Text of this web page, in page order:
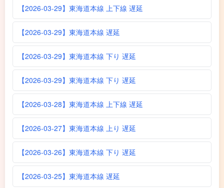
【2026-03-29】東海道本線 上下線 遅延
【2026-03-29】東海道本線 遅延
【2026-03-29】東海道本線 下り 遅延
【2026-03-29】東海道本線 下り 遅延
【2026-03-28】東海道本線 上下線 遅延
【2026-03-27】東海道本線 上り 遅延
【2026-03-26】東海道本線 下り 遅延
【2026-03-25】東海道本線 遅延